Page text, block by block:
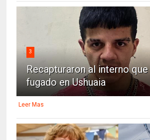
3
Recapturaron al interno
fugado en Ushuaia
Leer Mas